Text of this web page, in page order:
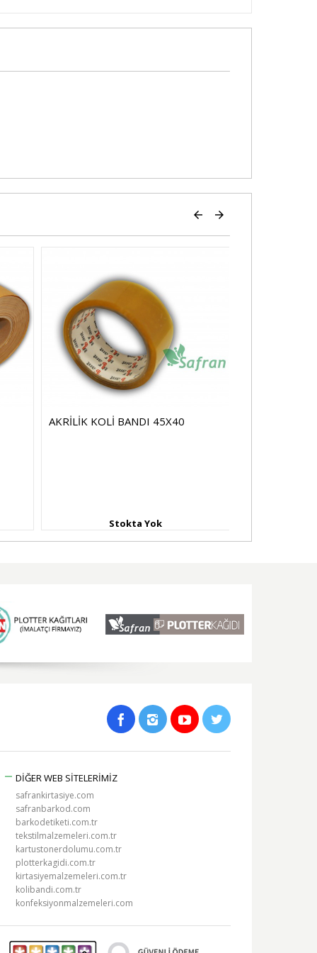
AKRİLİK KOLİ BANDI 45X40
Stokta Yok
DİĞER WEB SİTELERİMİZ
safrankirtasiye.com
safranbarkod.com
barkodetiketi.com.tr
tekstilmalzemeleri.com.tr
kartustonerdolumu.com.tr
plotterkagidi.com.tr
kirtasiyemalzemeleri.com.tr
kolibandi.com.tr
konfeksiyonmalzemeleri.com